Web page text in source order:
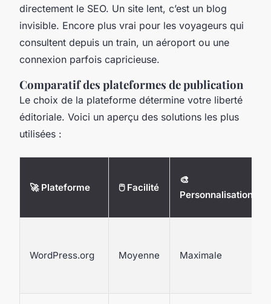
directement le SEO. Un site lent, c’est un blog
invisible. Encore plus vrai pour les voyageurs qui
consultent depuis un train, un aéroport ou une
connexion parfois capricieuse.
Comparatif des plateformes de publication
Le choix de la plateforme détermine votre liberté
éditoriale. Voici un aperçu des solutions les plus
utilisées :
🚀 Plateforme 🖱️ Facilité
🎨
Personnalisation
WordPress.org Moyenne Maximale